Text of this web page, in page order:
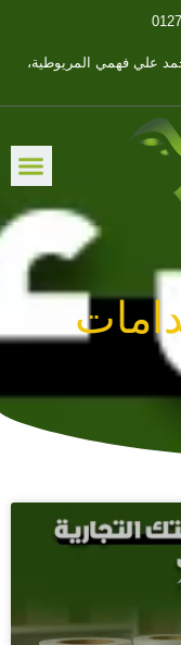
فهمي المريوطية،